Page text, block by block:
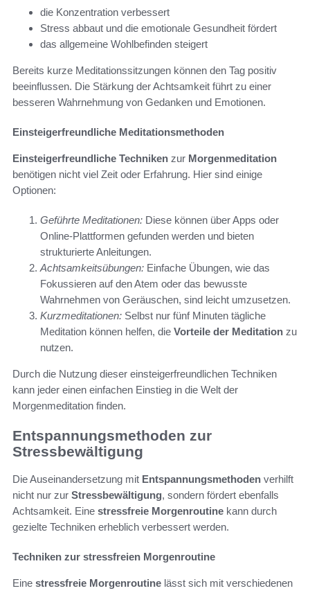
die Konzentration verbessert
Stress abbaut und die emotionale Gesundheit fördert
das allgemeine Wohlbefinden steigert
Bereits kurze Meditationssitzungen können den Tag positiv
beeinflussen. Die Stärkung der Achtsamkeit führt zu einer
besseren Wahrnehmung von Gedanken und Emotionen.
Einsteigerfreundliche Meditationsmethoden
Einsteigerfreundliche Techniken zur Morgenmeditation
benötigen nicht viel Zeit oder Erfahrung. Hier sind einige
Optionen:
Geführte Meditationen: Diese können über Apps oder
Online-Plattformen gefunden werden und bieten
strukturierte Anleitungen.
Achtsamkeitsübungen: Einfache Übungen, wie das
Fokussieren auf den Atem oder das bewusste
Wahrnehmen von Geräuschen, sind leicht umzusetzen.
Kurzmeditationen: Selbst nur fünf Minuten tägliche
Meditation können helfen, die Vorteile der Meditation zu
nutzen.
Durch die Nutzung dieser einsteigerfreundlichen Techniken
kann jeder einen einfachen Einstieg in die Welt der
Morgenmeditation finden.
Entspannungsmethoden zur
Stressbewältigung
Die Auseinandersetzung mit Entspannungsmethoden verhilft
nicht nur zur Stressbewältigung, sondern fördert ebenfalls
Achtsamkeit. Eine stressfreie Morgenroutine kann durch
gezielte Techniken erheblich verbessert werden.
Techniken zur stressfreien Morgenroutine
Eine stressfreie Morgenroutine lässt sich mit verschiedenen